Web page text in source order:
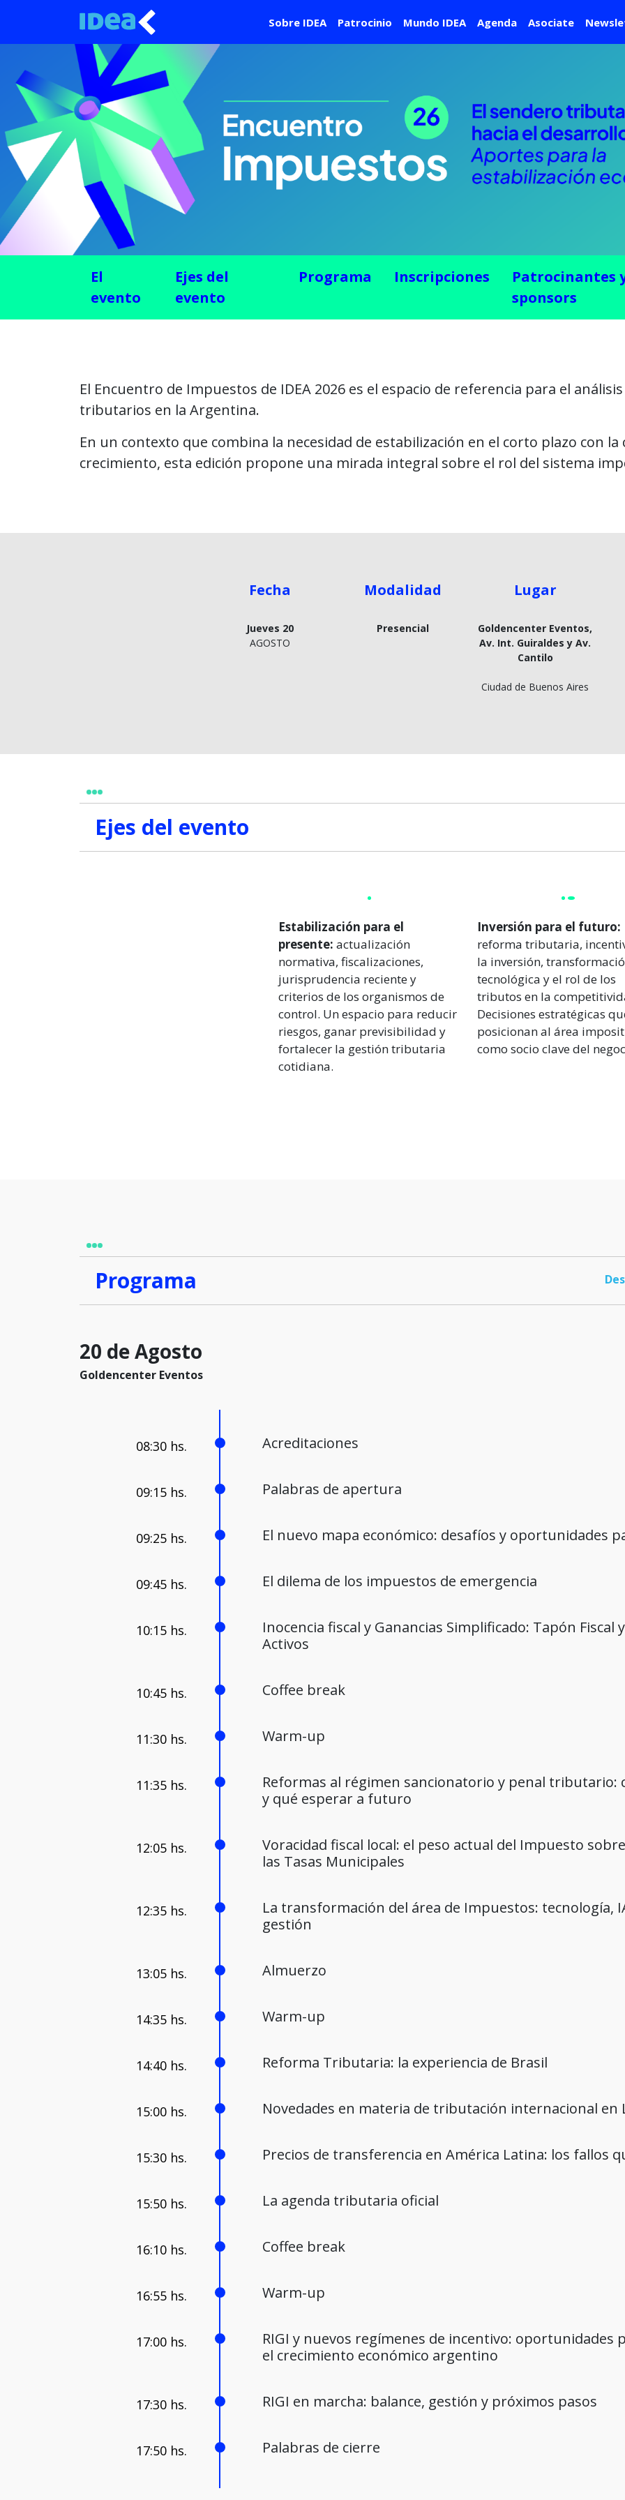
Sobre IDEA Patrocinio Mundo IDEA Agenda Asociate
El
evento
Ejes del
evento
Programa Inscripciones
Patrocinantes
sponsors
El Encuentro de Impuestos de IDEA 2026 es el espacio de referencia para el
tributarios en la Argentina.
En un contexto que combina la necesidad de estabilización en el corto plazo con
crecimiento, esta edición propone una mirada integral sobre el rol del sistema
Fecha
Jueves 20
AGOSTO
Modalidad
Presencial
Lugar
Goldencenter Eventos,
Av. Int. Guiraldes y Av.
Cantilo
Ciudad de Buenos Aires
Ejes del evento
Estabilización para el
presente: actualización
normativa, fiscalizaciones,
jurisprudencia reciente y
criterios de los organismos de
control. Un espacio para reducir
riesgos, ganar previsibilidad y
fortalecer la gestión tributaria
cotidiana.
Inversión para el futuro:
reforma tributaria,
la inversión,
tecnológica y el rol de los
tributos en la
Decisiones estratégicas
posicionan al área
como socio clave del
Programa
20 de Agosto
Goldencenter Eventos
Acreditaciones
Palabras de apertura
El nuevo mapa económico: desafíos y oportunidades
El dilema de los impuestos de emergencia
Inocencia fiscal y Ganancias Simplificado: Tapón Fiscal
Activos
Coffee break
Warm-up
Reformas al régimen sancionatorio y penal tributario:
y qué esperar a futuro
Voracidad fiscal local: el peso actual del Impuesto sobre los Ingresos Brutos y de
las Tasas Municipales
La transformación del área de Impuestos: tecnología,
gestión
Almuerzo
Warm-up
Reforma Tributaria: la experiencia de Brasil
Novedades en materia de tributación internacional en
Precios de transferencia en América Latina: los fallos
La agenda tributaria oficial
Coffee break
Warm-up
RIGI y nuevos regímenes de incentivo:
el crecimiento económico argentino
RIGI en marcha: balance, gestión y próximos pasos
Palabras de cierre